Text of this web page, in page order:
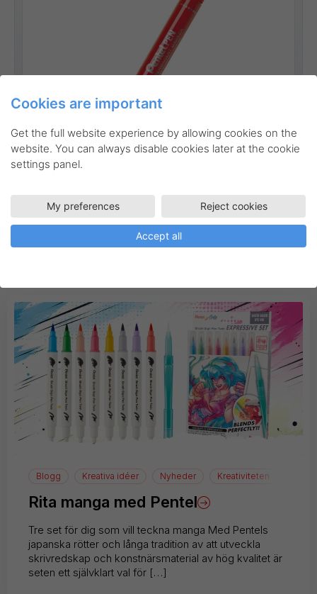
Go to product
Inspiration
Blogg Kreativa idéer Nyheder Kreativiteten
Rita manga med Pentel
Tre set för dig som vill teckna manga Med Pentels
japanska rötter och långa tradition av att utveckla
skrivredskap och konstnärsmaterial av hög kvalitet är
seten ett självklart val för […]
Cookies are important
Get the full website experience by allowing cookies on the
website. You can always disable cookies later at the cookie
settings panel.
My preferences Reject cookies
Accept all